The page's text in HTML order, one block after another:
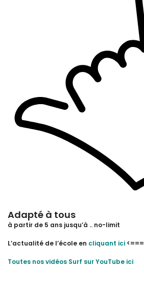
Adapté à tous
à partir de 5 ans jusqu’à .. no-limit
L’actualité de l’école en cliquant ici <===
Toutes nos vidéos Surf sur YouTube ici